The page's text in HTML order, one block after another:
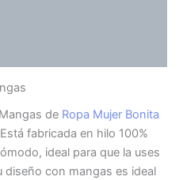
de Ropa Mujer Bonita
fabricada en hilo 100%
ideal para que la uses
diseño con mangas es ideal